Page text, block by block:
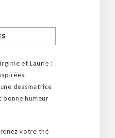
et Laurie :
dessinatrice
bonne humeur
votre thé